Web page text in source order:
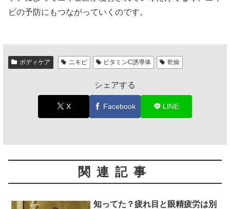
ビの予防にもつながっていくのです。
ボディケア ニキビ ビタミンC誘導体 乾燥
シェアする
X Facebook LINE
関連記事
知ってた？疲れ目と眼精疲労は別